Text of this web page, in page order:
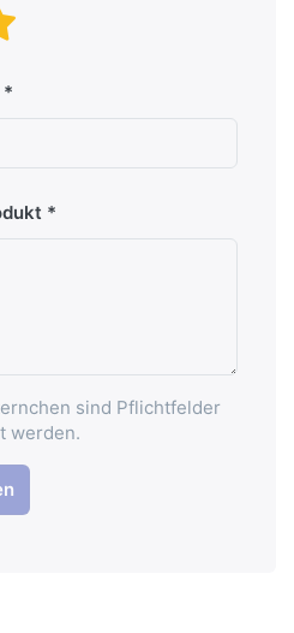
4 von
3 von 5
2 von 5
1 von 5
sind Pflichtfelder
werden.